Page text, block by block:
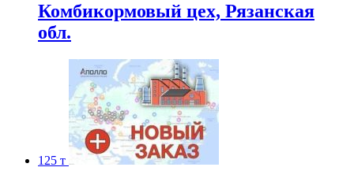
Комбикормовый цех, Рязанская
обл.
125 т